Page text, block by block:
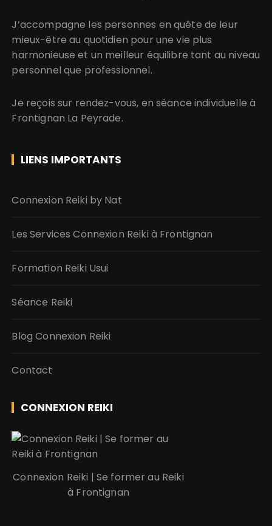
J’accompagne les personnes en quête de leur
mieux-être au quotidien pour une vie plus
harmonieuse et un meilleur équilibre tant au niveau
personnel que professionnel.
Je reçois sur rendez-vous, en séance individuelle à
Frontignan La Peyrade.
LIENS IMPORTANTS
Connexion Reiki by Nat
Les Services Connexion Reiki à Frontignan
Formation Reiki Usui
Séance Reiki
Blog Connexion Reiki
Contact
CONNEXION REIKI
Connexion Reiki | Se former au Reiki
à Frontignan